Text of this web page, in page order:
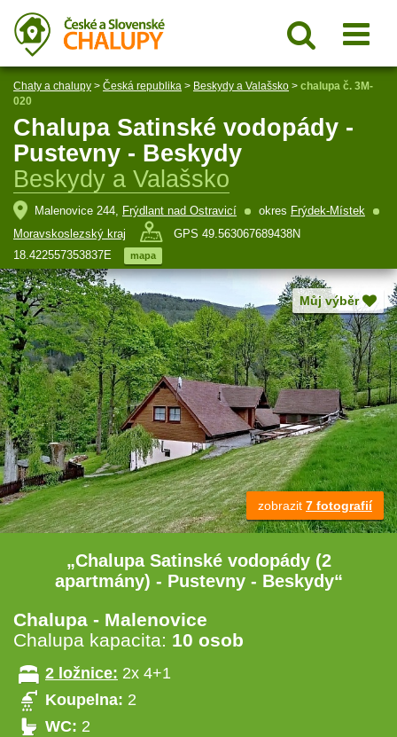
Chaty a chalupy > Česká republika > Beskydy a Valašsko > chalupa č. 3M-
020
Chalupa Satinské vodopády -
Pustevny - Beskydy
Beskydy a Valašsko
Malenovice 244, Frýdlant nad Ostravicí okres Frýdek-Místek
Moravskoslezský kraj
GPS 49.563067689438N
18.422557353837E
mapa
Můj výběr
zobrazit 7 fotografií
„Chalupa Satinské vodopády (2
apartmány) - Pustevny - Beskydy“
Chalupa - Malenovice
Chalupa kapacita: 10 osob
2 ložnice: 2x 4+1
Koupelna: 2
WC: 2